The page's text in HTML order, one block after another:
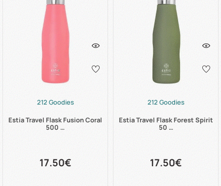
212 Goodies
Estia Travel Flask Fusion Coral
500 …
17.50€
212 Goodies
Estia Travel Flask Forest Spirit
50 …
17.50€